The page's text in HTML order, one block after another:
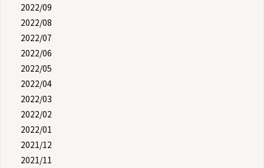
2022/09
2022/08
2022/07
2022/06
2022/05
2022/04
2022/03
2022/02
2022/01
2021/12
2021/11